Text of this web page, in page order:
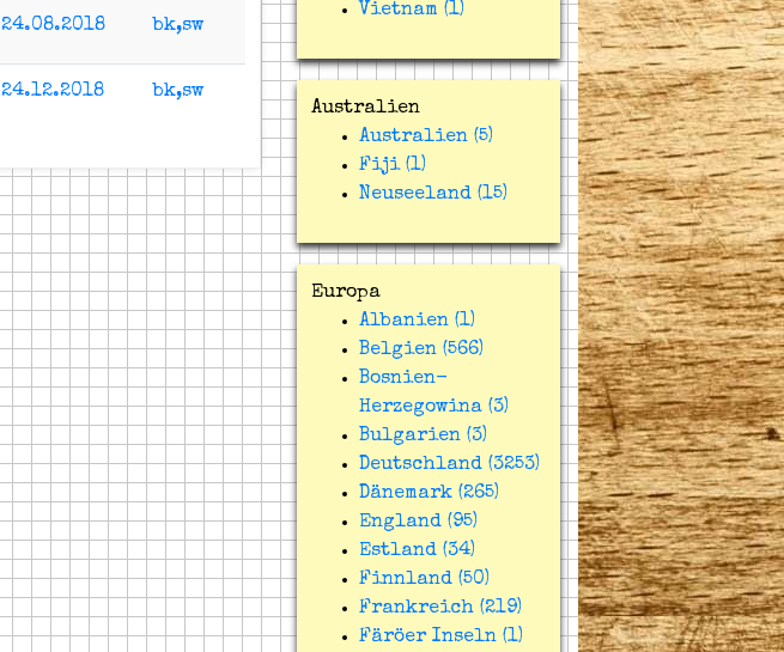
24.08.2018 bk,sw
24.12.2018 bk,sw
Vietnam (1)
Australien
Australien (5)
Fiji (1)
Neuseeland (15)
Europa
Albanien (1)
Belgien (566)
Bosnien-
Herzegowina (3)
Bulgarien (3)
Deutschland (3253)
Dänemark (265)
England (95)
Estland (34)
Finnland (50)
Frankreich (219)
Färöer Inseln (1)